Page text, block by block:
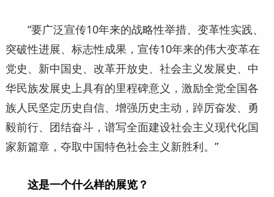
“要广泛宣传10年来的战略性举措、变革性实践、
突破性进展、标志性成果，宣传10年来的伟大变革在
党史、新中国史、改革开放史、社会主义发展史、中
华民族发展史上具有的里程碑意义，激励全党全国各
族人民坚定历史自信、增强历史主动，踔厉奋发、勇
毅前行、团结奋斗，谱写全面建设社会主义现代化国
家新篇章，夺取中国特色社会主义新胜利。”
这是一个什么样的展览？